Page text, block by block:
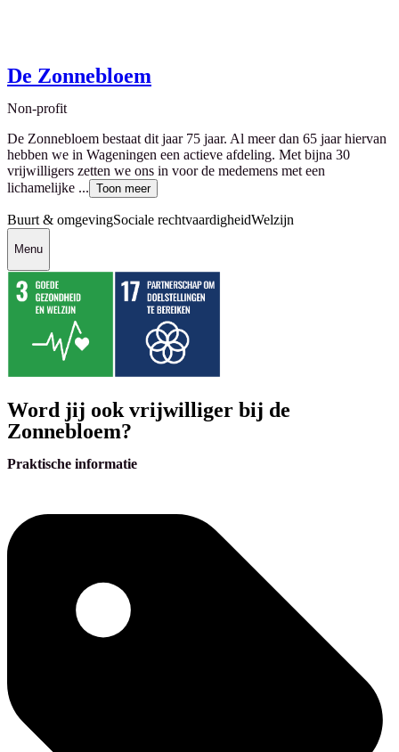
De Zonnebloem
Non-profit
De Zonnebloem bestaat dit jaar 75 jaar. Al meer dan 65 jaar hiervan
hebben we in Wageningen een actieve afdeling. Met bijna 30
vrijwilligers zetten we ons in voor de medemens met een
lichamelijke ... Toon meer
Buurt & omgevingSociale rechtvaardigheidWelzijn
Menu
Word jij ook vrijwilliger bij de
Zonnebloem?
Praktische informatie